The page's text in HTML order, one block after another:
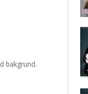
bakgrund.